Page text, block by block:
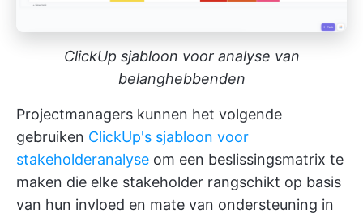
ClickUp sjabloon voor analyse van
belanghebbenden
Projectmanagers kunnen het volgende
gebruiken ClickUp's sjabloon voor
stakeholderanalyse om een beslissingsmatrix te
maken die elke stakeholder rangschikt op basis
van hun invloed en mate van ondersteuning in